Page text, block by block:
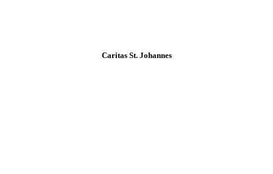
Caritas St. Johannes